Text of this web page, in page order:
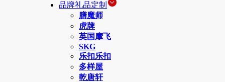
品牌礼品定制
膳魔师
虎牌
英国摩飞
SKG
乐扣乐扣
多样屋
乾唐轩